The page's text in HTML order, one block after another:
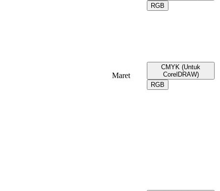
RGB
Maret
CMYK (Untuk
CorelDRAW)
RGB